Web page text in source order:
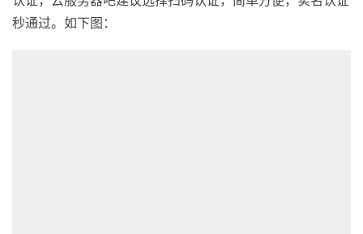
秒通过。如下图：